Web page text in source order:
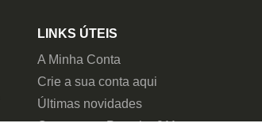
LINKS ÚTEIS
A Minha Conta
Crie a sua conta aqui
Últimas novidades
Capas para Porsche 911